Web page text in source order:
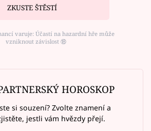
ZKUSTE ŠTĚSTÍ
varuje: Účastí na hazardní hře může
vzniknout závislost ⑱
HOROSKOP
si souzení? Zvolte znamení a
jestli vám hvězdy přejí.